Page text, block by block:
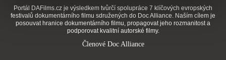
Portál DAFilms.cz je výsledkem tvůrčí spolupráce 7 klíčových evropských
festivalů dokumentárního filmu sdružených do Doc Alliance. Naším cílem je
posouvat hranice dokumentárního filmu, propagovat jeho rozmanitost a
podporovat kvalitní autorské filmy.
Členové Doc Alliance